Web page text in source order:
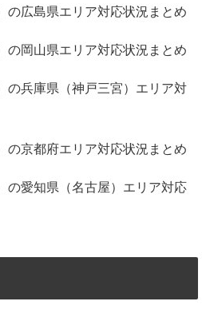
の広島県エリア対応状況まとめ
の岡山県エリア対応状況まとめ
の兵庫県（神戸三宮）エリア対
の京都府エリア対応状況まとめ
の愛知県（名古屋）エリア対応